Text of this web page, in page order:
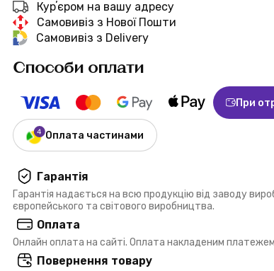
Курʼєром на вашу адресу
Самовивіз з Нової Пошти
Самовивіз з Delivery
Способи оплати
При
Оплата частинами
Гарантія
Гарантія надається на всю продукцію від заводу
європейського та світового виробництва.
Оплата
Онлайн оплата на сайті. Оплата накладеним
Повернення товару